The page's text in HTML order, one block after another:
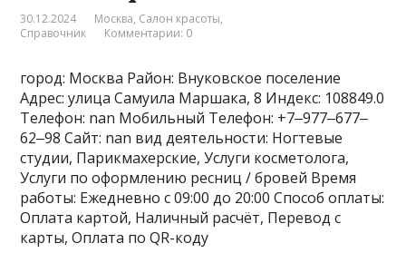
30.12.2024 Москва, Салон красоты,
Справочник
Комментарии: 0
город: Москва Район: Внуковское поселение
Адрес: улица Самуила Маршака, 8 Индекс: 108849.0
Телефон: nan Мобильный Телефон: +7‒977‒677‒
62‒98 Сайт: nan вид деятельности: Ногтевые
студии, Парикмахерские, Услуги косметолога,
Услуги по оформлению ресниц / бровей Время
работы: Ежедневно с 09:00 до 20:00 Способ оплаты:
Оплата картой, Наличный расчёт, Перевод с
карты, Оплата по QR-коду